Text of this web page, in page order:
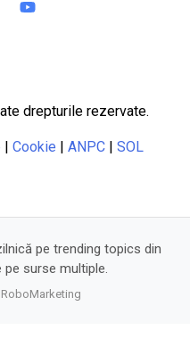
drepturile rezervate.
| Cookie | ANPC| SOL
pe trending topics din
pe surse multiple.